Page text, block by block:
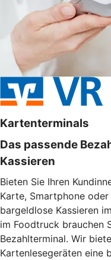
Kartenterminals
Das passende
Kassieren
Bieten Sie Ihren
Karte, Smartphone
bargeldlose Kassieren
im Foodtruck brauchen
Bezahlterminal. Wir
Kartenlesegeräten eine